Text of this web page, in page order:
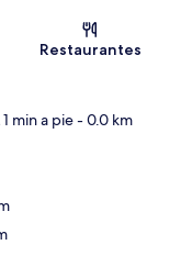
mapa
Restaurantes
min a pie- 0.0 km